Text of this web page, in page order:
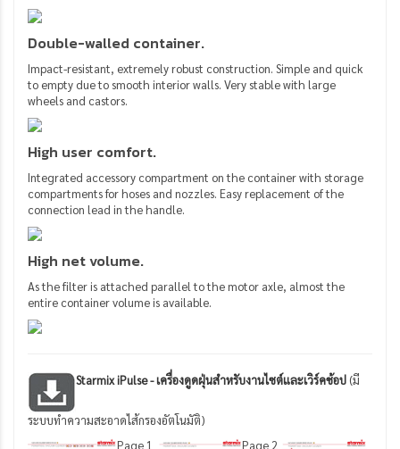
Double-walled container.
Impact-resistant, extremely robust construction. Simple and quick
to empty due to smooth interior walls. Very stable with large
wheels and castors.
High user comfort.
Integrated accessory compartment on the container with storage
compartments for hoses and nozzles. Easy replacement of the
connection lead in the handle.
High net volume.
As the filter is attached parallel to the motor axle, almost the
entire container volume is available.
Starmix iPulse - เครื่องดูดฝุ่นสำหรับงานไซต์และเวิร์คช้อป (มี
ระบบทำความสะอาดไส้กรองอัตโนมัติ)
Page 1
Page 2